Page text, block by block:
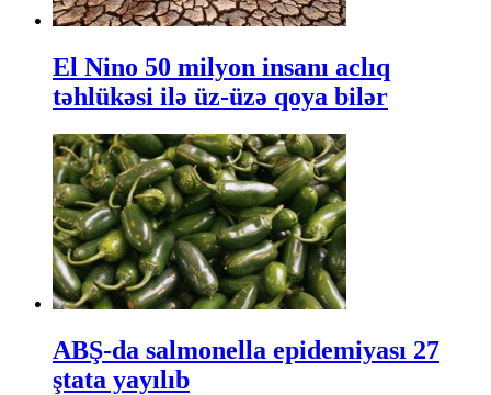
El Nino 50 milyon insanı aclıq
təhlükəsi ilə üz-üzə qoya bilər
ABŞ-da salmonella epidemiyası 27
ştata yayılıb